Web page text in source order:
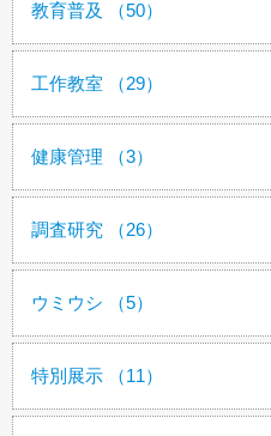
教育普及 （50）
工作教室 （29）
健康管理 （3）
調査研究 （26）
ウミウシ （5）
特別展示 （11）